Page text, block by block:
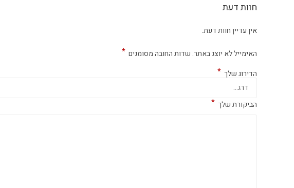
חוות דעת
אין עדיין חוות דעת.
האימייל לא יוצג באתר. שדות החובה מסומנים *
הדירוג שלך *
הביקורת שלך *